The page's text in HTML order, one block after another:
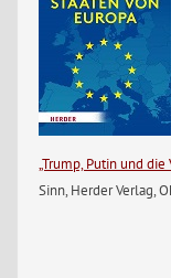
„Trump, Putin und
Sinn, Herder Verlag,